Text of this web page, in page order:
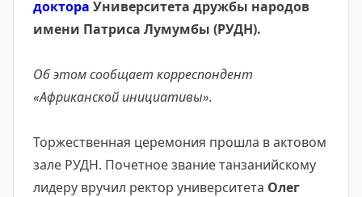
доктора Университета дружбы народов
имени Патриса Лумумбы (РУДН).
Об этом сообщает корреспондент
«Африканской инициативы».
Торжественная церемония прошла в актовом
зале РУДН. Почетное звание танзанийскому
лидеру вручил ректор университета Олег